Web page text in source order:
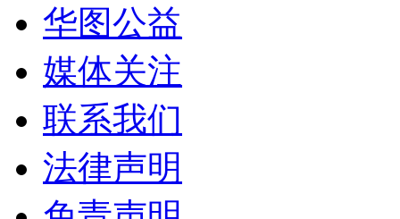
华图公益
媒体关注
联系我们
法律声明